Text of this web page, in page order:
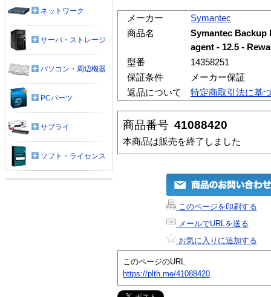
メーカー
Symantec
商品名
Symantec Backup
agent - 12.5 -
型番
14358251
保証条件
メーカー保証
返品について
特定商取引法に基
商品番号 41088420
本商品は販売を終了しました
このページを印刷する
メールでURLを送る
お気に入りに追加する
このページのURL
https://plth.me/41088420
ネットワーク
サーバ・ストレージ
パソコン・周辺機器
PCパーツ
サプライ
ソフト・ライセンス